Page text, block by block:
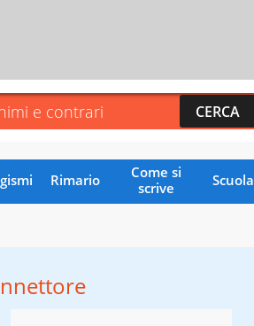
Rimario
Come si
scrive
Scuola